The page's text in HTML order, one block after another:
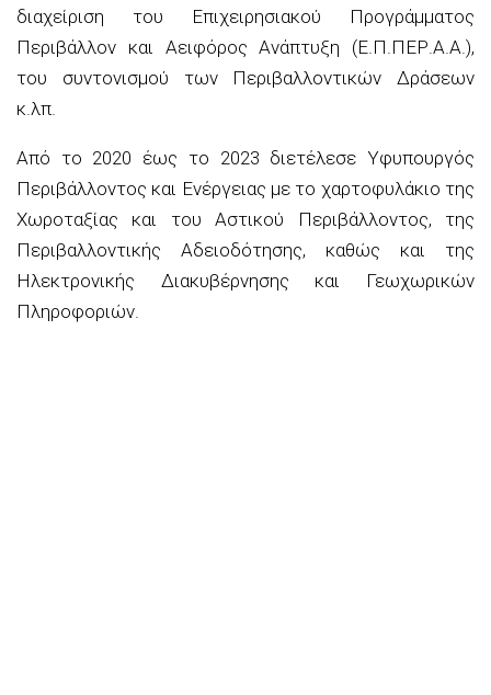
διαχείριση του Επιχειρησιακού Προγράμματος
Περιβάλλον και Αειφόρος Ανάπτυξη (Ε.Π.ΠΕΡ.Α.Α.),
του συντονισμού των Περιβαλλοντικών Δράσεων
κ.λπ.
Από το 2020 έως το 2023 διετέλεσε Υφυπουργός
Περιβάλλοντος και Ενέργειας με το χαρτοφυλάκιο της
Χωροταξίας και του Αστικού Περιβάλλοντος, της
Περιβαλλοντικής Αδειοδότησης, καθώς και της
Ηλεκτρονικής Διακυβέρνησης και Γεωχωρικών
Πληροφοριών.